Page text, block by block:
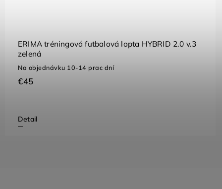
ERIMA tréningová futbalová lopta HYBRID 2.0 v.3
zelená
Na objednávku 10-14 prac dní
€45
Detail